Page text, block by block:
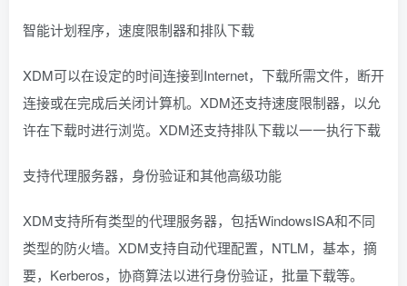
智能计划程序，速度限制器和排队下载
XDM可以在设定的时间连接到Internet，下载所需文件，断开
连接或在完成后关闭计算机。XDM还支持速度限制器，以允
许在下载时进行浏览。XDM还支持排队下载以一一执行下载
支持代理服务器，身份验证和其他高级功能
XDM支持所有类型的代理服务器，包括WindowsISA和不同
类型的防火墙。XDM支持自动代理配置，NTLM，基本，摘
要，Kerberos，协商算法以进行身份验证，批量下载等。